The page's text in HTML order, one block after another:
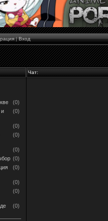
|Вход
Чат:
(0)
и
(0)
(0)
(0)
(0)
(0)
(0)
(0)
(0)
(0)